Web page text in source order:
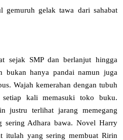
gemuruh gelak tawa dari sahabat
sejak SMP dan berlanjut hingga
bukan hanya pandai namun juga
Wajah kemerahan dengan tubuh
kali memasuki toko buku.
justru terlihat jarang memegang
sering Adhara bawa. Novel Harry
itulah yang sering membuat Ririn